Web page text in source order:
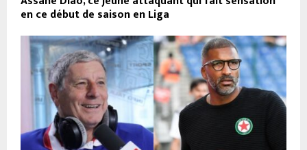
en ce début de saison en Liga